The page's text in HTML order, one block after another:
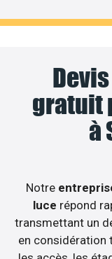
gratuit
à
Notre
luce répond
transmettant un
en